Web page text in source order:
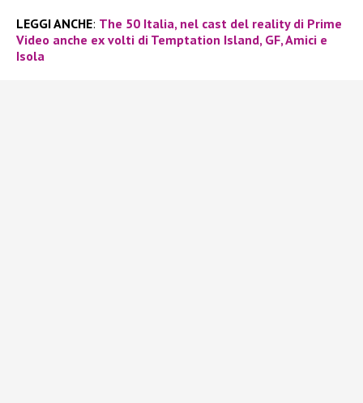
LEGGI ANCHE: The 50 Italia, nel cast del reality di Prime
Video anche ex volti di Temptation Island, GF, Amici e
Isola